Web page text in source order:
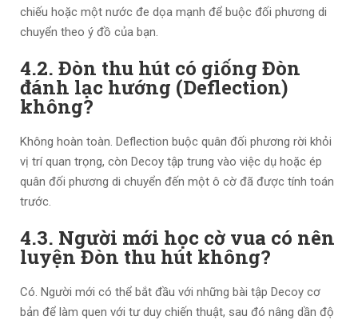
chiếu hoặc một nước đe dọa mạnh để buộc đối phương di
chuyển theo ý đồ của bạn.
4.2. Đòn thu hút có giống Đòn
đánh lạc hướng (Deflection)
không?
Không hoàn toàn. Deflection buộc quân đối phương rời khỏi
vị trí quan trọng, còn Decoy tập trung vào việc dụ hoặc ép
quân đối phương di chuyển đến một ô cờ đã được tính toán
trước.
4.3. Người mới học cờ vua có nên
luyện Đòn thu hút không?
Có. Người mới có thể bắt đầu với những bài tập Decoy cơ
bản để làm quen với tư duy chiến thuật, sau đó nâng dần độ